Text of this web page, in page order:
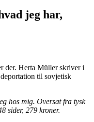
jeg har,
der. Herta Müller skriver i
til sovjetisk
hos mig. Oversat fra tysk
sider, 279 kroner.